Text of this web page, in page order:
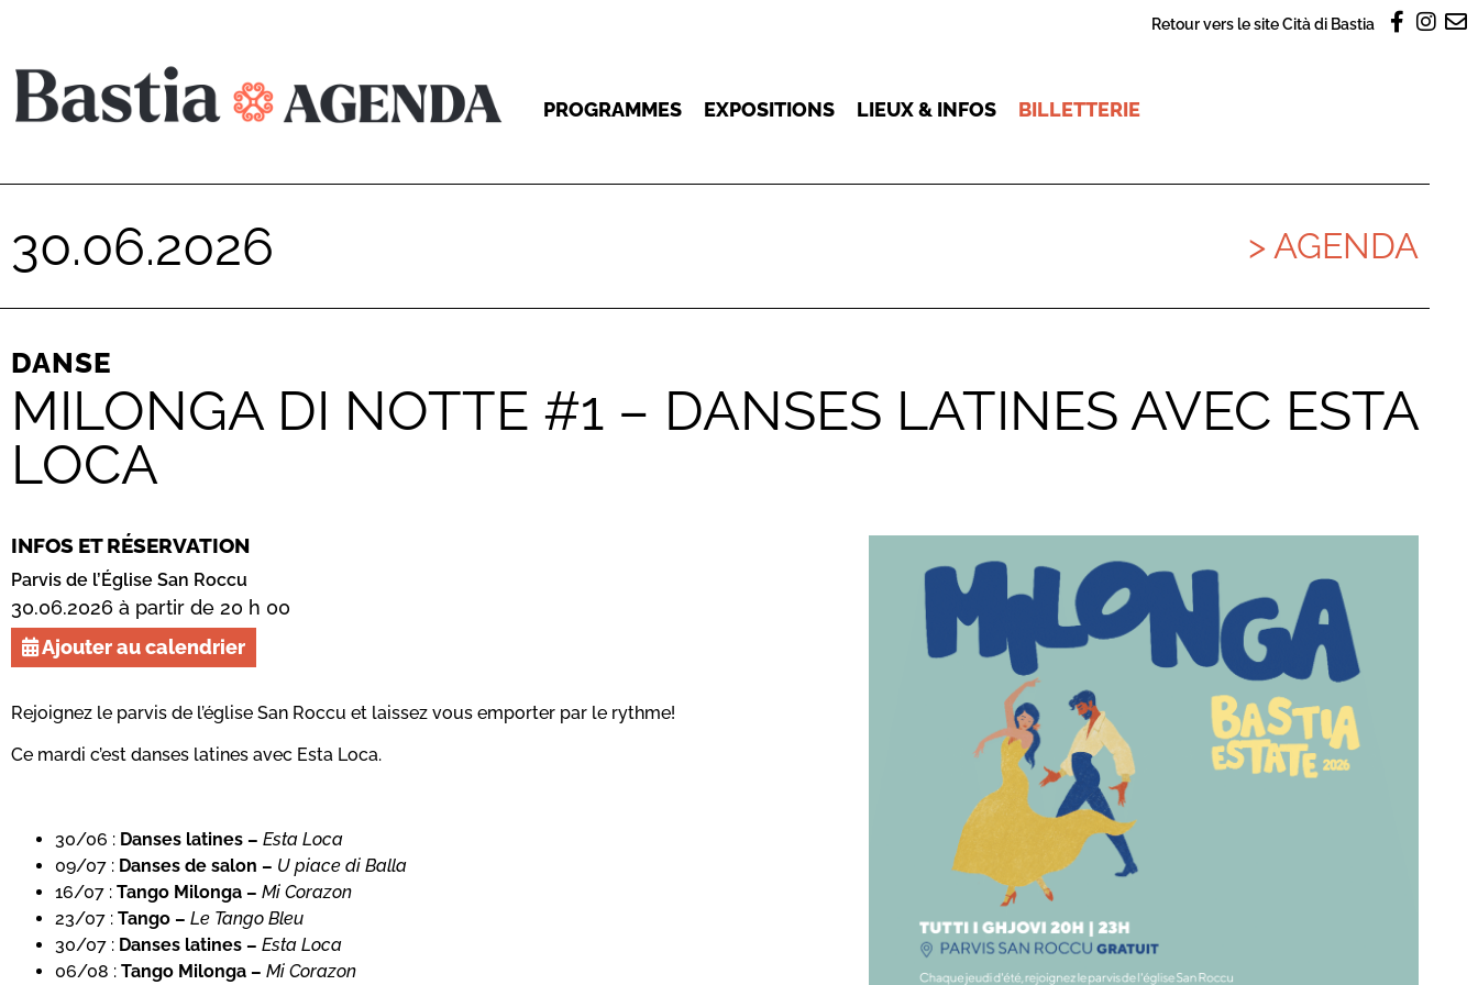
Retour vers le site Cità di Bastia
PROGRAMMES EXPOSITIONS LIEUX & INFOS BILLETTERIE
30.06.2026 > AGENDA
DANSE
MILONGA DI NOTTE #1 – DANSES LATINES AVEC ESTA
LOCA
INFOS ET RÉSERVATION
Parvis de l’Église San Roccu
30.06.2026 à partir de 20 h 00
Ajouter au calendrier
Rejoignez le parvis de l’église San Roccu et laissez vous emporter par le rythme!
Ce mardi c’est danses latines avec Esta Loca.
30/06 : Danses latines – Esta Loca
09/07 : Danses de salon – U piace di Balla
16/07 : Tango Milonga – Mi Corazon
23/07 : Tango – Le Tango Bleu
30/07 : Danses latines – Esta Loca
06/08 : Tango Milonga – Mi Corazon